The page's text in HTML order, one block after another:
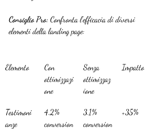
Consiglio Pro: Confronta l’efficacia di diversi
elementi della landing page:
Elemento
Con
ottimizzazi
one
Senza
ottimizzaz
ione
Impatto
Testimoni
anze
4.2%
conversion
3.1%
conversion
+35%